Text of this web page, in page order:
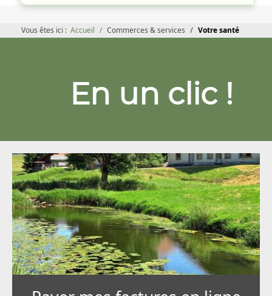
Vous êtes ici : Accueil Commerces & services Votre santé
En un clic !